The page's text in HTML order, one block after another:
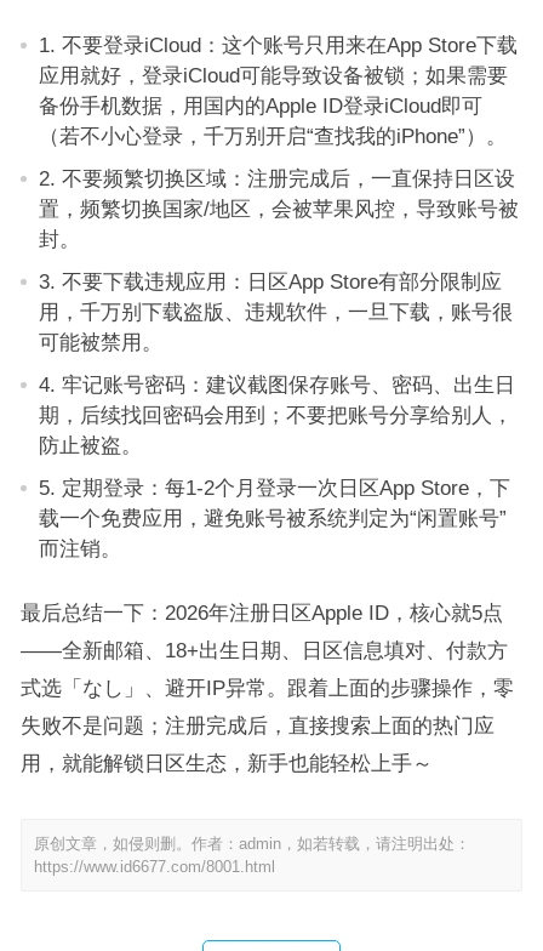
1. 不要登录iCloud：这个账号只用来在App Store下载
应用就好，登录iCloud可能导致设备被锁；如果需要
备份手机数据，用国内的Apple ID登录iCloud即可
（若不小心登录，千万别开启“查找我的iPhone”）。
2. 不要频繁切换区域：注册完成后，一直保持日区设
置，频繁切换国家/地区，会被苹果风控，导致账号被
封。
3. 不要下载违规应用：日区App Store有部分限制应
用，千万别下载盗版、违规软件，一旦下载，账号很
可能被禁用。
4. 牢记账号密码：建议截图保存账号、密码、出生日
期，后续找回密码会用到；不要把账号分享给别人，
防止被盗。
5. 定期登录：每1-2个月登录一次日区App Store，下
载一个免费应用，避免账号被系统判定为“闲置账号”
而注销。
最后总结一下：2026年注册日区Apple ID，核心就5点
——全新邮箱、18+出生日期、日区信息填对、付款方
式选「なし」、避开IP异常。跟着上面的步骤操作，零
失败不是问题；注册完成后，直接搜索上面的热门应
用，就能解锁日区生态，新手也能轻松上手～
原创文章，如侵则删。作者：admin，如若转载，请注明出处：
https://www.id6677.com/8001.html